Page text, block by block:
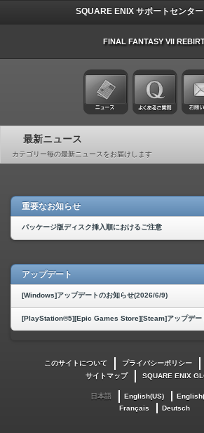
SQUARE ENIX サポートセンター
FINAL FANTASY VII
最新ニュース
カテゴリー毎の最新ニュースをお届けします
重要なお知らせ
パッケージ版ディスク挿入順におけるご注意
アップデート
[Windows]アップデートのお知らせ(2026/6/9)
このサイトについて プライバシーポリシー
サイトマップ
SQUARE ENIX
日本語 English(US)
Français
Deutsch